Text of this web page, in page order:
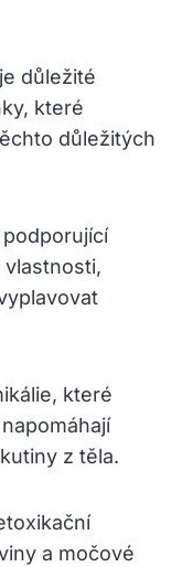
důležité
které
důležitých
které
z těla.
a močové